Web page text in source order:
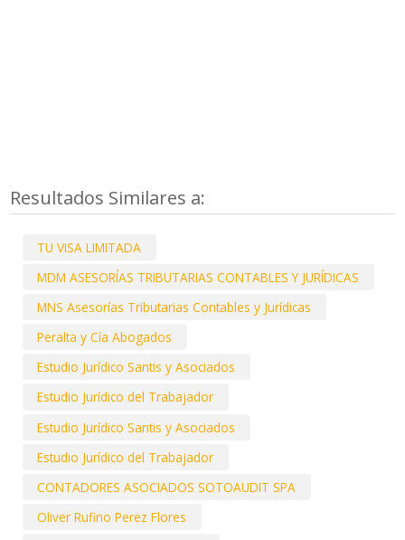
Resultados Similares a:
TU VISA LIMITADA
MDM ASESORÍAS TRIBUTARIAS CONTABLES Y JURÍDICAS
MNS Asesorías Tributarias Contables y Jurídicas
Peralta y Cía Abogados
Estudio Jurídico Santis y Asociados
Estudio Jurídico del Trabajador
Estudio Jurídico Santis y Asociados
Estudio Jurídico del Trabajador
CONTADORES ASOCIADOS SOTOAUDIT SPA
Oliver Rufino Perez Flores